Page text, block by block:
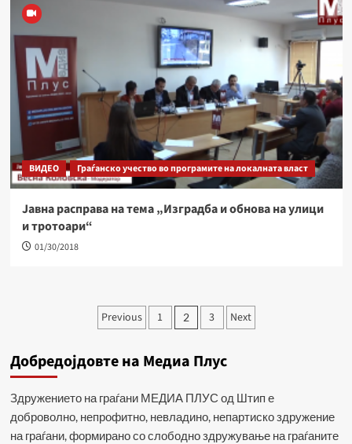
ВИДЕО Граѓанско учество во програмите на локалната власт
Јавна расправа на тема „Изградба и обнова на улици
и тротоари“
01/30/2018
Навигација
написи
Previous 1 2 3 Next
Добредојдовте на Медиа Плус
Здружението на граѓани МЕДИА ПЛУС од Штип е
доброволно, непрофитно, невладино, непартиско здружение
на граѓани, формирано со слободно здружување на граѓаните